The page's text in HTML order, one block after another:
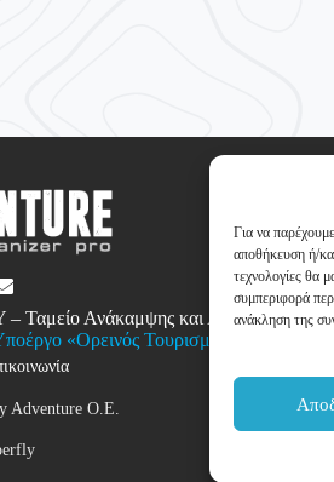
Για να
αποθήκευση ή/
τεχνολογίες θα
συμπεριφορά
ανάκληση της
Ανάκαμψης και Ανθεκτικότητας
«Ορεινός Τουρισμός»)
Adventure O.E.